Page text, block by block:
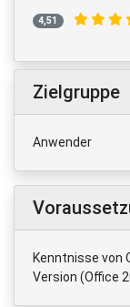
4,51
Zielgruppe
Anwender
Kenntnisse von
Version (Office